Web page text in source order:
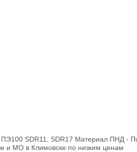
SDR11, SDR17 Материал ПНД -
и МО в Климовске по низким ценам